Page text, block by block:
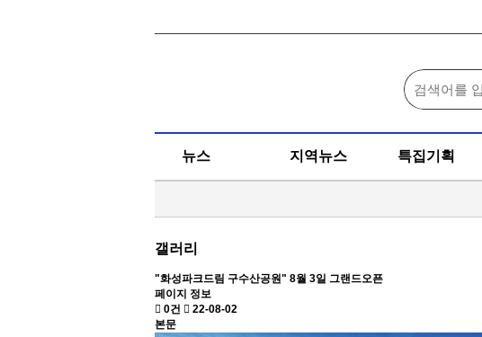
뉴스 지역뉴스 특집기획
갤러리
"화성파크드림 구수산공원" 8월 3일 그랜드오픈
페이지 정보
0건
22-08-02
본문